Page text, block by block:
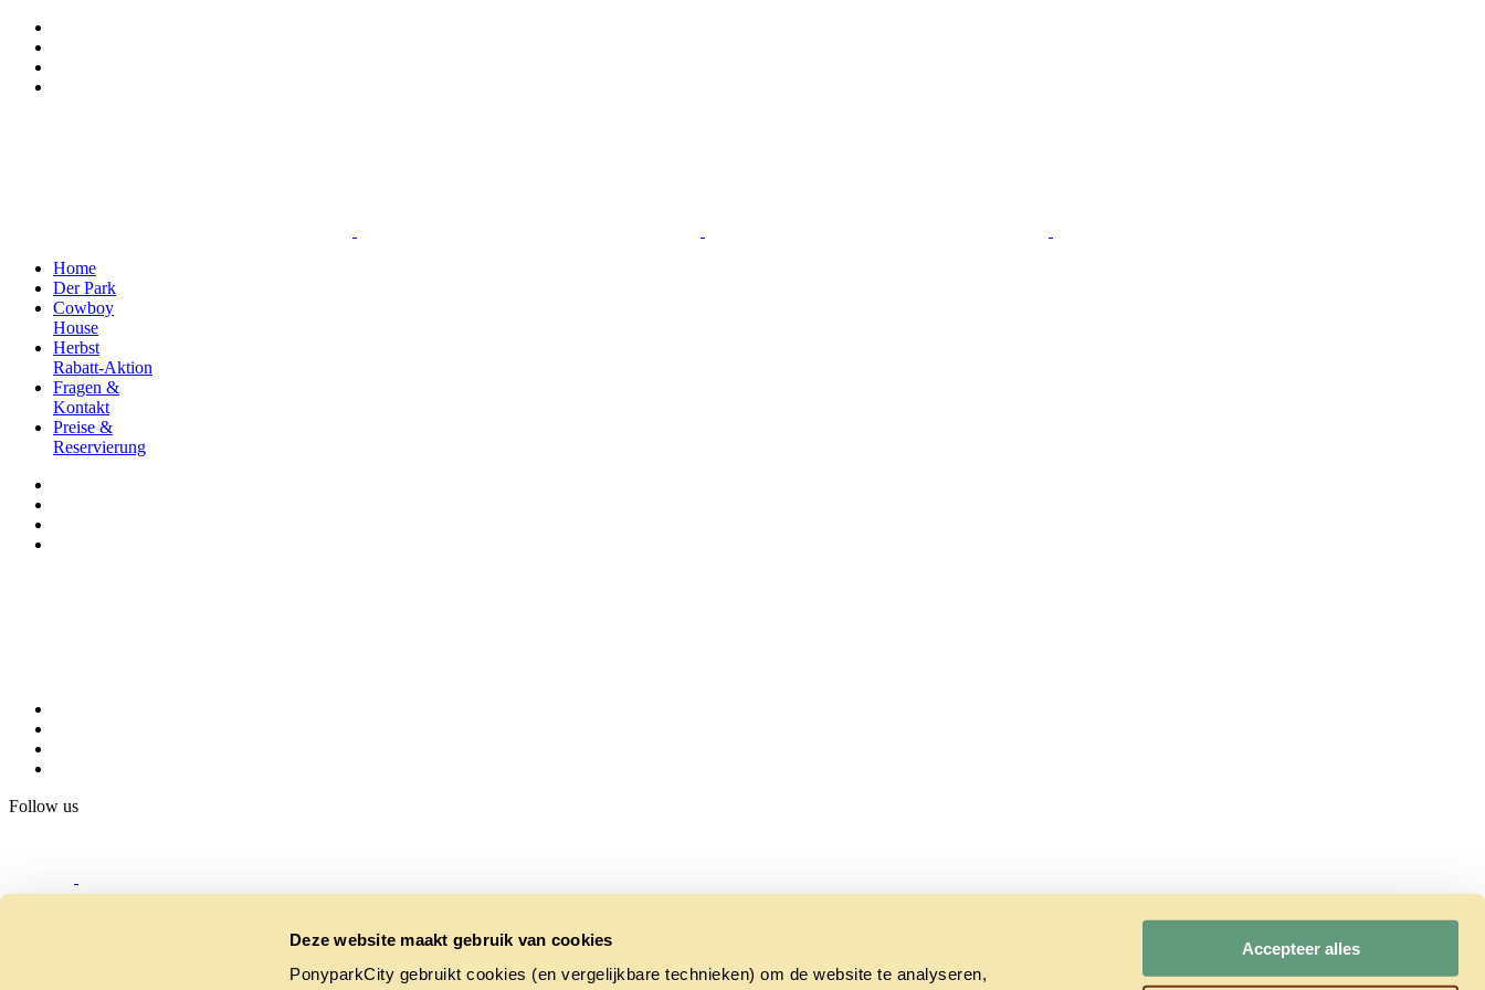
Deze website maakt gebruik van cookies
PonyparkCity gebruikt cookies (en vergelijkbare technieken) om de website te analyseren,
Accepteer alles
Home
Der Park
Cowboy
House
Herbst
Rabatt-Aktion
Fragen &
Kontakt
Preise &
Reservierung
Follow us